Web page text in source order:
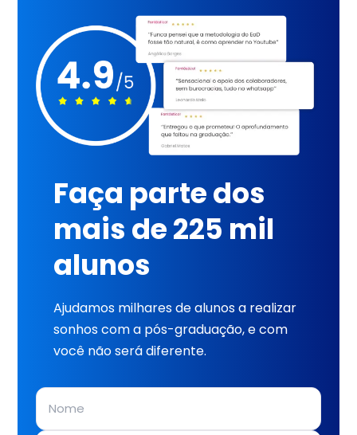
Faça parte dos
mais de 225 mil
alunos
Ajudamos milhares de alunos a realizar
sonhos com a pós-graduação, e com
você não será diferente.